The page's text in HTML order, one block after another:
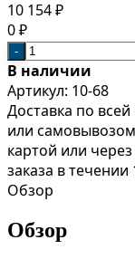
10 154 ₽
0 ₽
-
В наличии
Артикул: 10-68
Доставка по
или самовывозом
картой или
заказа в течении
Обзор
Обзор